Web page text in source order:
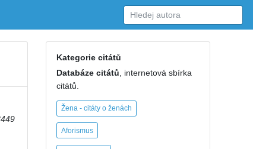
Kategorie citátů
Databáze citátů , internetová sbírka
citátů.
Žena - citáty o ženách
Aforismus